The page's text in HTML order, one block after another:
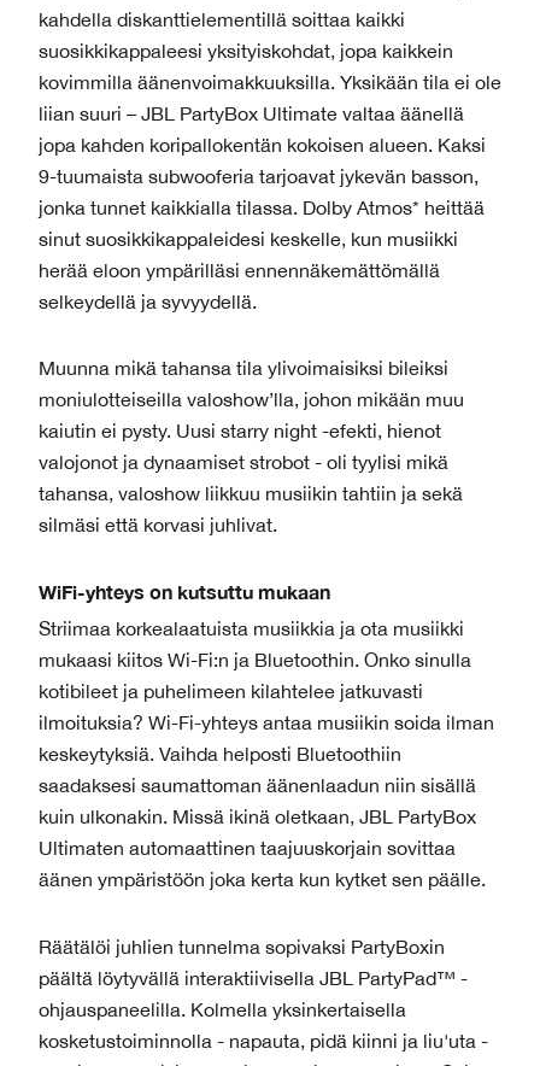
kahdella diskanttielementillä soittaa kaikki
suosikkikappaleesi yksityiskohdat, jopa kaikkein
kovimmilla äänenvoimakkuuksilla. Yksikään tila ei ole
liian suuri – JBL PartyBox Ultimate valtaa äänellä
jopa kahden koripallokentän kokoisen alueen. Kaksi
9-tuumaista subwooferia tarjoavat jykevän basson,
jonka tunnet kaikkialla tilassa. Dolby Atmos* heittää
sinut suosikkikappaleidesi keskelle, kun musiikki
herää eloon ympärilläsi ennennäkemättömällä
selkeydellä ja syvyydellä.
Muunna mikä tahansa tila ylivoimaisiksi bileiksi
moniulotteiseilla valoshow’lla, johon mikään muu
kaiutin ei pysty. Uusi starry night -efekti, hienot
valojonot ja dynaamiset strobot - oli tyylisi mikä
tahansa, valoshow liikkuu musiikin tahtiin ja sekä
silmäsi että korvasi juhlivat.
WiFi-yhteys on kutsuttu mukaan
Striimaa korkealaatuista musiikkia ja ota musiikki
mukaasi kiitos Wi-Fi:n ja Bluetoothin. Onko sinulla
kotibileet ja puhelimeen kilahtelee jatkuvasti
ilmoituksia? Wi-Fi-yhteys antaa musiikin soida ilman
keskeytyksiä. Vaihda helposti Bluetoothiin
saadaksesi saumattoman äänenlaadun niin sisällä
kuin ulkonakin. Missä ikinä oletkaan, JBL PartyBox
Ultimaten automaattinen taajuuskorjain sovittaa
äänen ympäristöön joka kerta kun kytket sen päälle.
Räätälöi juhlien tunnelma sopivaksi PartyBoxin
päältä löytyvällä interaktiivisella JBL PartyPad™ -
ohjauspaneelilla. Kolmella yksinkertaisella
kosketustoiminnolla - napauta, pidä kiinni ja liu'uta -